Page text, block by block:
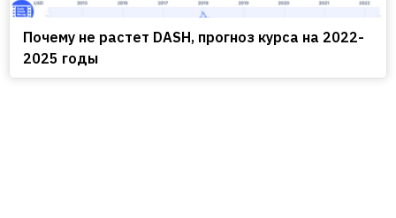
Почему не растет DASH, прогноз курса на 2022-
2025 годы